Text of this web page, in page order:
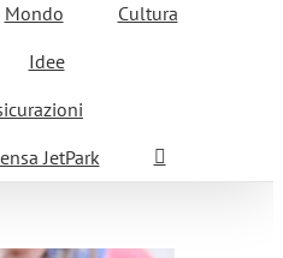
Mondo
Cultura
Idee
JetPark